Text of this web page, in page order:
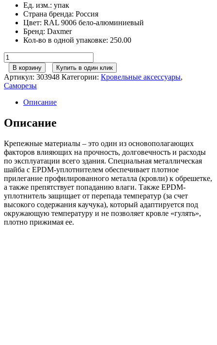
Ед. изм.: упак
Страна бренда: Россия
Цвет: RAL 9006 бело-алюминиевый
Бренд: Daxmer
Кол-во в одной упаковке: 250.00
Количество
товара
Саморезы
4,8х35
RAL
9006
алюминиевый
В корзину Купить в один клик
Артикул: 303948 Категории: Кровельные аксессуары,
Саморезы
Описание
Описание
Крепежные материалы – это один из основополагающих
факторов влияющих на прочность, долговечность и расходы
по эксплуатации всего здания. Специальная металлическая
шайба с ЕРDМ-уплотнителем обеспечивает плотное
прилегание профилированного металла (кровли) к обрешетке,
а также препятствует попаданию влаги. Также ЕРDМ-
уплотнитель защищает от перепада температур (за счет
высокого содержания каучука), который адаптируется под
окружающую температуру и не позволяет кровле «гулять»,
плотно прижимая ее.